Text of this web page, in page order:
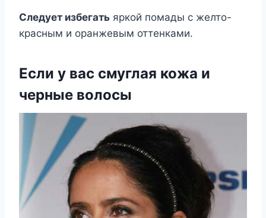
Следует избегать яркой помады с желто-
красным и оранжевым оттенками.
Если у вас смуглая кожа и
черные волосы